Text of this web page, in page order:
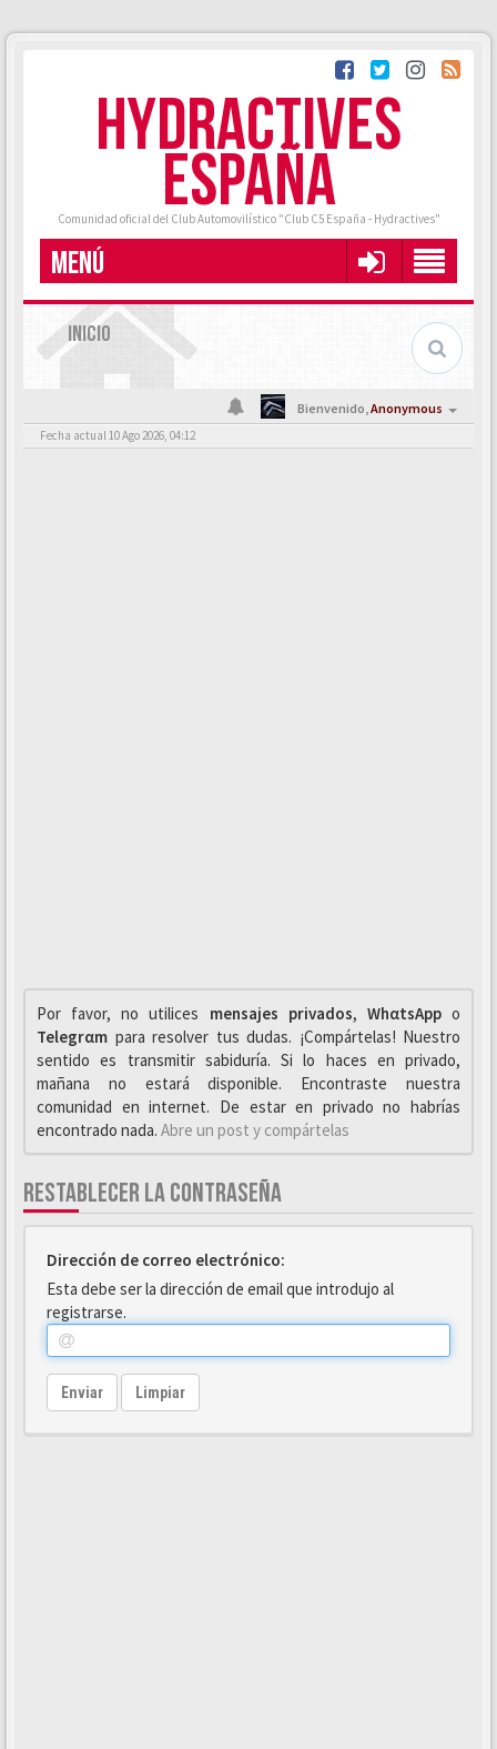
HYDRACTIVES
ESPAÑA
Comunidad oficial del Club Automovilístico "Club C5 España - Hydractives"
MENÚ
INICIO
Bienvenido,Anonymous
Fecha actual 10 Ago 2026, 04:12
Por favor, no utilices mensajes privados, WhαtsAppo
Telegrαm para resolver tus dudas. ¡Compártelas! Nuestro
sentido es transmitir sabiduría. Si lo haces en privado,
mañana no estará disponible. Encontraste nuestra
comunidad en internet. De estar en privado no habrías
encontrado nada. Abre un post y compártelas
RESTABLECER LA CONTRASEÑA
Dirección de correo electrónico:
Esta debe ser la dirección de email que introdujo al
registrarse.
Enviar Limpiar